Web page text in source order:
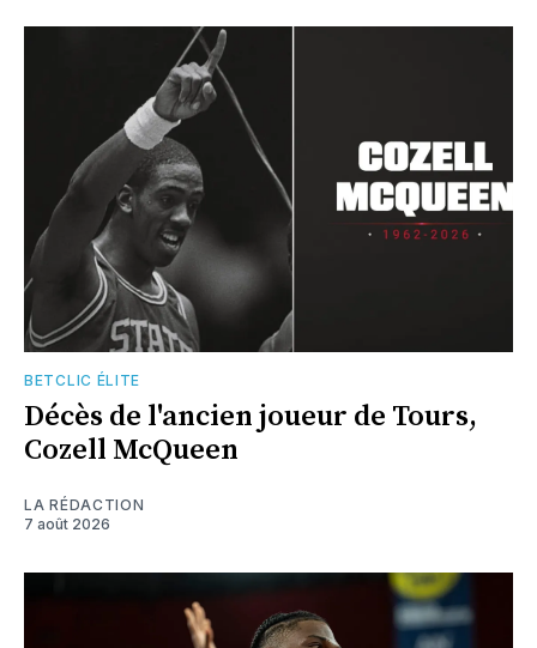
BETCLIC ÉLITE
Décès de l'ancien joueur de Tours,
Cozell McQueen
LA RÉDACTION
7 août 2026